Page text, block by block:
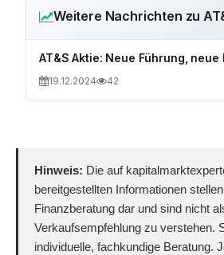
Weitere Nachrichten zu
AT&S Aktie: Neue Führung, neue
19.12.2024 42
Hinweis: Die auf
bereitgestellten Informationen
Finanzberatung dar und sind nicht
Verkaufsempfehlung zu verstehen.
individuelle, fachkundige Beratung.